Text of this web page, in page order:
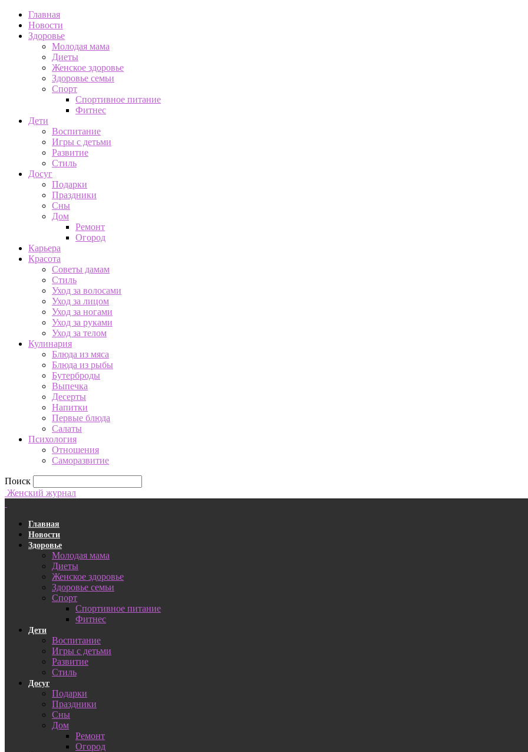
Главная
Новости
Здоровье
Молодая мама
Диеты
Женское здоровье
Здоровье семьи
Спорт
Спортивное питание
Фитнес
Дети
Воспитание
Игры с детьми
Развитие
Стиль
Досуг
Подарки
Праздники
Сны
Дом
Ремонт
Огород
Карьера
Красота
Советы дамам
Стиль
Уход за волосами
Уход за лицом
Уход за ногами
Уход за руками
Уход за телом
Кулинария
Блюда из мяса
Блюда из рыбы
Бутерброды
Выпечка
Десерты
Напитки
Первые блюда
Салаты
Психология
Отношения
Саморазвитие
Поиск
Женский журнал
Главная
Новости
Здоровье
Молодая мама
Диеты
Женское здоровье
Здоровье семьи
Спорт
Спортивное питание
Фитнес
Дети
Воспитание
Игры с детьми
Развитие
Стиль
Досуг
Подарки
Праздники
Сны
Дом
Ремонт
Огород